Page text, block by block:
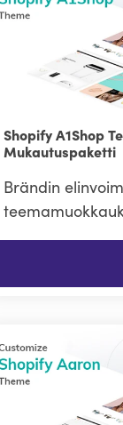
Shopify A1Shop
Mukautuspaketti
Brändin